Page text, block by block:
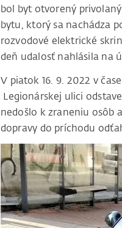
bol byt otvorený
bytu, ktorý sa nachádza
rozvodové elektrické
deň udalosť nahlásila na
V piatok 16. 9. 2022 v
Legionárskej ulici
nedošlo k zraneniu osôb
dopravy do príchodu